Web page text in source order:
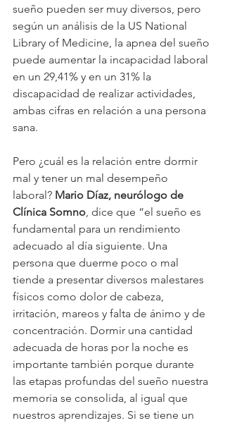
sueño pueden ser muy diversos, pero
según un análisis de la US National
Library of Medicine, la apnea del sueño
puede aumentar la incapacidad laboral
en un 29,41% y en un 31% la
discapacidad de realizar actividades,
ambas cifras en relación a una persona
sana.
Pero ¿cuál es la relación entre dormir
mal y tener un mal desempeño
laboral? Mario Díaz, neurólogo de
Clínica Somno, dice que “el sueño es
fundamental para un rendimiento
adecuado al día siguiente. Una
persona que duerme poco o mal
tiende a presentar diversos malestares
físicos como dolor de cabeza,
irritación, mareos y falta de ánimo y de
concentración. Dormir una cantidad
adecuada de horas por la noche es
importante también porque durante
las etapas profundas del sueño nuestra
memoria se consolida, al igual que
nuestros aprendizajes. Si se tiene un